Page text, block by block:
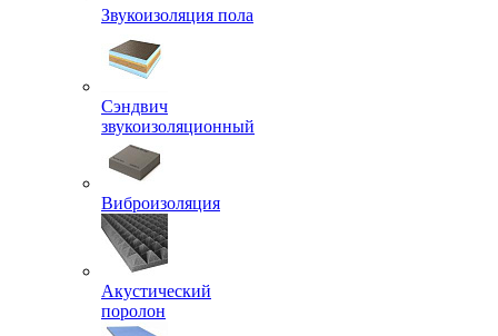
Звукоизоляция пола
Сэндвич
звукоизоляционный
Виброизоляция
Акустический
поролон